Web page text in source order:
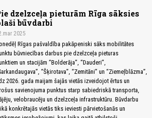
dzelzceļa pieturām Rīga sāksies
būvdarbi
2025
Rīgas pašvaldība pakāpeniski sāks mobilitātes
būvniecības darbus pie dzelzceļa pieturas
un stacijām “Bolderāja”, “Dauderi”,
“Šķirotava”, “Zemitāni” un “Ziemeļblāzma”,
2026. gada maijam šajās vietās izveidojot ērtus un
savienojuma punktus starp sabiedriskā transporta,
velobraucēju un dzelzceļa infrastruktūru. Būvdarbu
konkrētajās vietās tiks ieviesti pārvietošanās un